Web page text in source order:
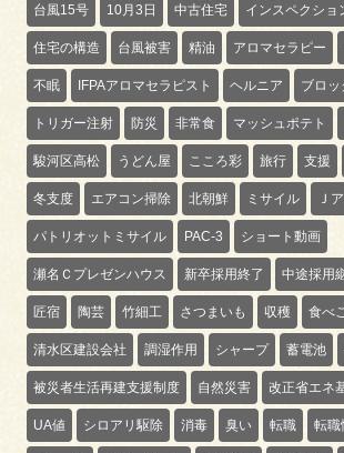
台風15号 10月3日 中古住宅 インスペクショ
住宅の構造 台風被害 精油 アロマセラピー
不眠 IFPAアロマセラピスト ヘルニア ブロ
トリガー注射 防災 非常食 マッシュポテト
駿河区高松 うどん屋 こころ彩 旅行 支援
冬支度 エアコン掃除 北朝鮮 ミサイル Ｊ
パトリオットミサイル PAC-3 ショート動画
瀬名Ｃプレゼンハウス 新卒採用終了 中途採用
匠宿 陶芸 竹細工 さつまいも 収穫 食べ
清水区建設会社 調湿作用 シャープ 蓄電池
被災者生活再建支援制度 自然災害 改正省エネ
UA値 シロアリ駆除 消毒 臭い 転職 転職